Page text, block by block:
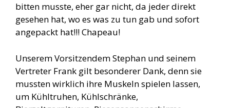
bitten musste, eher gar nicht, da jeder direkt
gesehen hat, wo es was zu tun gab und sofort
angepackt hat!!! Chapeau!
Unserem Vorsitzendem Stephan und seinem
Vertreter Frank gilt besonderer Dank, denn sie
mussten wirklich ihre Muskeln spielen lassen,
um Kühltruhen, Kühlschränke,